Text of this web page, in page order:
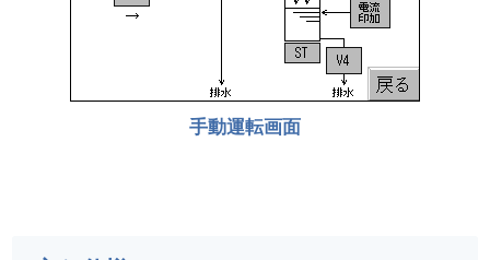
手動運転画面